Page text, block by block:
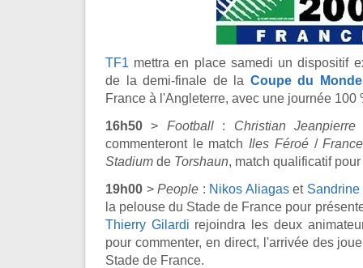
TF1 mettra en place samedi un dispositif
de la demi-finale de la Coupe du
France à l'Angleterre, avec une journée 100
16h50 > Football: Christian Jeanpierre
commenteront le match Iles Féroé/France
Stadium de Torshaun, match qualificatif pour
19h00 > People : Nikos Aliagaset Sandrine
la pelouse du Stade de France pour
Thierry Gilardi rejoindra les deux
pour commenter, en direct, l'arrivée des
Stade de France.